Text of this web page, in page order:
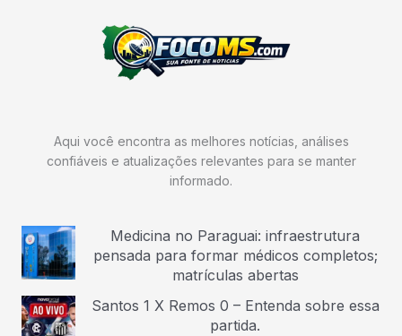
Aqui você encontra as melhores notícias, análises
confiáveis e atualizações relevantes para se manter
informado.
Medicina no Paraguai: infraestrutura
pensada para formar médicos completos;
matrículas abertas
Santos 1 X Remos 0 – Entenda sobre essa
partida.